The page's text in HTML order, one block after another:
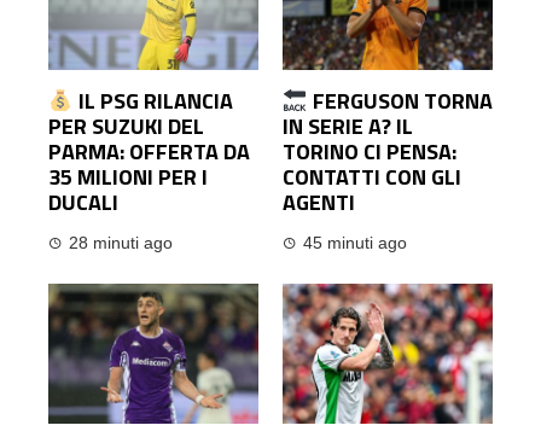
IL PSG RILANCIA
PER SUZUKI DEL
PARMA: OFFERTA DA
35 MILIONI PER I
DUCALI
28 minuti ago
FERGUSON TORNA
IN SERIE A? IL
TORINO CI PENSA:
CONTATTI CON GLI
AGENTI
45 minuti ago